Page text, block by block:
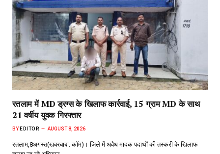
रतलाम में MD ड्रग्स के खिलाफ कार्रवाई, 15 ग्राम MD के साथ
21 वर्षीय युवक गिरफ्तार
BY EDITOR AUGUST 8, 2026
रतलाम,8अगस्त(खबरबाबा. कॉम)। जिले में अवैध मादक पदार्थों की तस्करी के खिलाफ